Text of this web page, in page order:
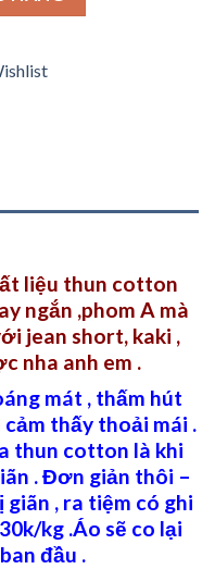
liệu thun cotton
ngắn ,phom A mà
jean short, kaki ,
nha anh em .
mát , thấm hút
thấy thoải mái .
thun cotton là khi
. Đơn giản thôi –
, ra tiệm có ghi
kg .Áo sẽ co lại
đầu .